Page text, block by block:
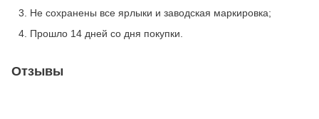
Не сохранены все ярлыки и заводская маркировка;
Прошло 14 дней со дня покупки.
Отзывы